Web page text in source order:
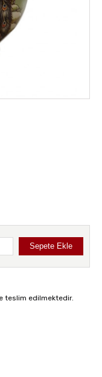
teslim edilmektedir.